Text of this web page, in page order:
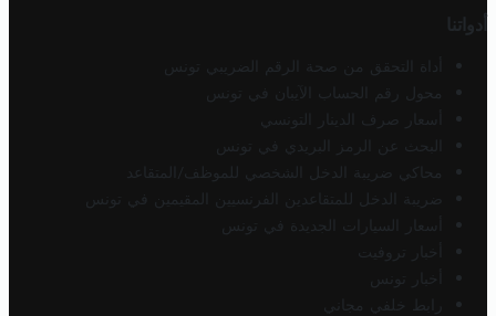
أدواتنا
أداة التحقق من صحة الرقم الضريبي تونس
محول رقم الحساب الآيبان في تونس
أسعار صرف الدينار التونسي
البحث عن الرمز البريدي في تونس
محاكي ضريبة الدخل الشخصي للموظف/المتقاعد
ضريبة الدخل للمتقاعدين الفرنسيين المقيمين في تونس
أسعار السيارات الجديدة في تونس
أخبار تروفيت
أخبار تونس
رابط خلفي مجاني